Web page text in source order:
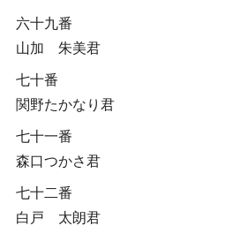
六十九番
山加 朱美君
七十番
関野たかなり君
七十一番
森口つかさ君
七十二番
白戸 太朗君